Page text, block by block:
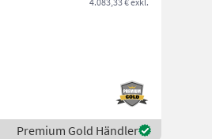
Premium Gold Händler